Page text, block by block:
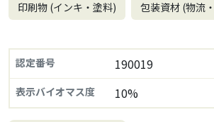
印刷物 (インキ・塗料) 包装資材 (物流
認定番号 190019
表示バイオマス度 10%